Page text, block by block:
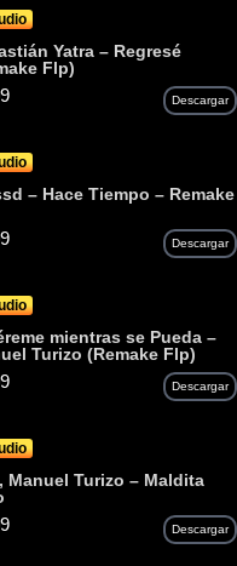
Yatra – Regresé
Flp)
Descargar
– Hace Tiempo – Remake
Descargar
mientras se Pueda –
Turizo (Remake Flp)
Descargar
Manuel Turizo – Maldita
Descargar